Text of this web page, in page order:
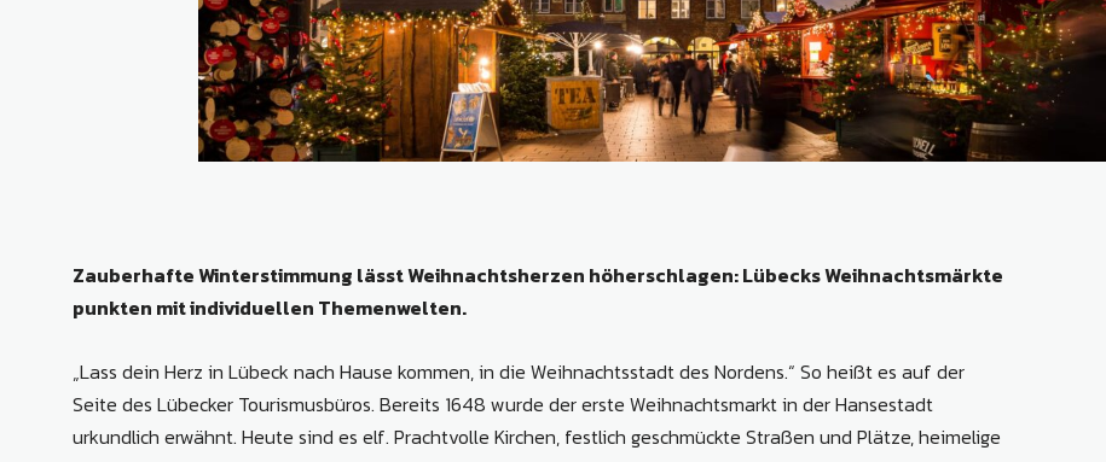
Zauberhafte Winterstimmung lässt Weihnachtsherzen höherschlagen: Lübecks Weihnachtsmärkte
punkten mit individuellen Themenwelten.
„Lass dein Herz in Lübeck nach Hause kommen, in die Weihnachtsstadt des Nordens.“ So heißt es auf der
Seite des Lübecker Tourismusbüros. Bereits 1648 wurde der erste Weihnachtsmarkt in der Hansestadt
urkundlich erwähnt. Heute sind es elf. Prachtvolle Kirchen, festlich geschmückte Straßen und Plätze, heimelige